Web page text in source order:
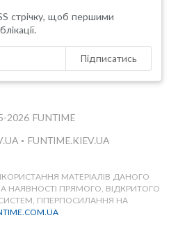
стрічку, щоб першими
Підписатись
2026 FUNTIME
• FUNTIME.KIEV.UA
МАТЕРІАЛІВ ДАНОГО
НАЯВНОСТІ ПРЯМОГО, ВІДКРИТОГО
ГІПЕРПОСИЛАННЯ НА